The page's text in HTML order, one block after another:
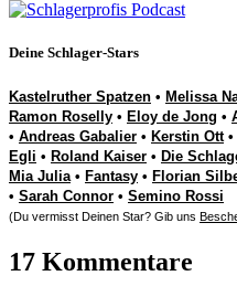
Deine Schlager-Stars
Kastelruther Spatzen • Melissa
Ramon Roselly • Eloy de Jong •
• Andreas Gabalier • Kerstin Ott•
Egli • Roland Kaiser • Die
Mia Julia • Fantasy • Florian
• Sarah Connor • Semino Rossi
(Du vermisst Deinen Star? Gib uns
17 Kommentare